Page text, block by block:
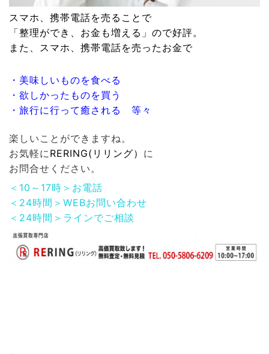
スマホ、携帯電話を売ることで
「整理ができ、お金も増える」ので好評。
また、 スマホ、携帯電話を売ったお金で
・美味しいものを食べる
・欲しかったものを買う
・旅行に行って癒される 等々
楽しいことができますね。
お気軽にRERING(リリング） に
お問合せください。
＜10～17時＞お電話
＜24時間＞WEBお問い合わせ
＜24時間＞ラインでご相談